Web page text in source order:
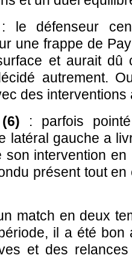
: le défenseur
une frappe de
et aurait dû
autrement.
des interventions
: parfois
latéral gauche a
son intervention
présent tout
match en deux
il a été bon
et des